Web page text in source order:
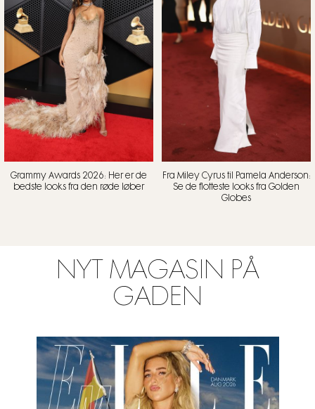
Grammy Awards 2026: Her er de
bedste looks fra den røde løber
Fra Miley Cyrus til Pamela Anderson:
Se de flotteste looks fra Golden
Globes
NYT MAGASIN PÅ
GADEN